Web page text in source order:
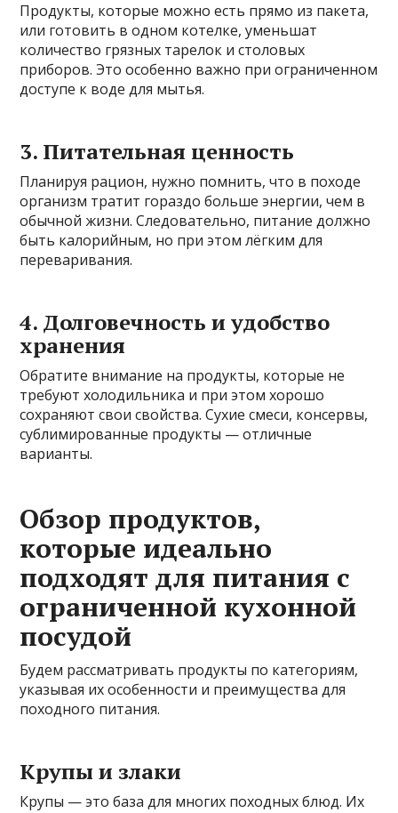
Продукты, которые можно есть прямо из пакета,
или готовить в одном котелке, уменьшат
количество грязных тарелок и столовых
приборов. Это особенно важно при ограниченном
доступе к воде для мытья.
3. Питательная ценность
Планируя рацион, нужно помнить, что в походе
организм тратит гораздо больше энергии, чем в
обычной жизни. Следовательно, питание должно
быть калорийным, но при этом лёгким для
переваривания.
4. Долговечность и удобство
хранения
Обратите внимание на продукты, которые не
требуют холодильника и при этом хорошо
сохраняют свои свойства. Сухие смеси, консервы,
сублимированные продукты — отличные
варианты.
Обзор продуктов,
которые идеально
подходят для питания с
ограниченной кухонной
посудой
Будем рассматривать продукты по категориям,
указывая их особенности и преимущества для
походного питания.
Крупы и злаки
Крупы — это база для многих походных блюд. Их